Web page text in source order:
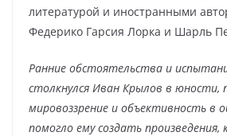
литературой и иностранными
Федерико Гарсия Лорка и Шарль
Ранние обстоятельства и
столкнулся Иван Крылов в юности,
мировоззрение и объективность в
помогло ему создать